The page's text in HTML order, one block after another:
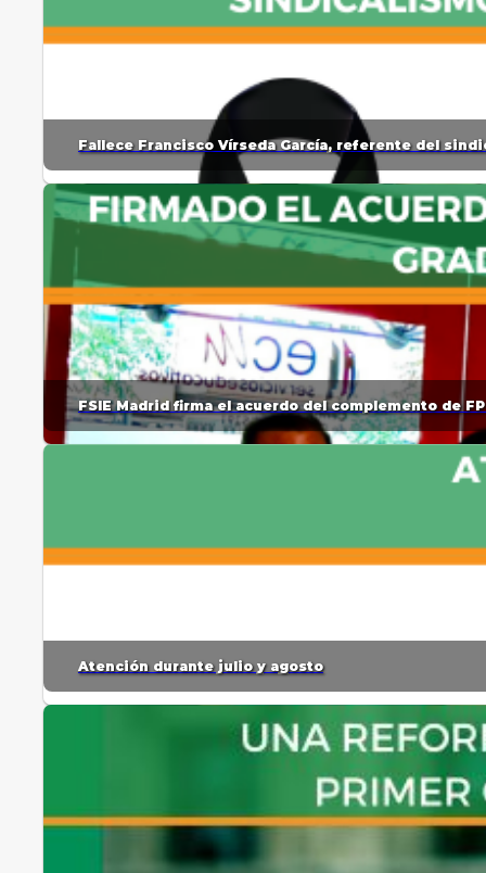
Fallece Francisco Vírseda García, referente del
FSIE Madrid firma el acuerdo del complemento de
Atención durante julio y agosto